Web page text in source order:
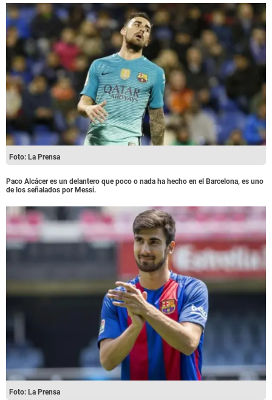
Foto: La Prensa
Paco Alcácer es un delantero que poco o nada ha hecho en el Barcelona, es uno
de los señalados por Messi.
Foto: La Prensa